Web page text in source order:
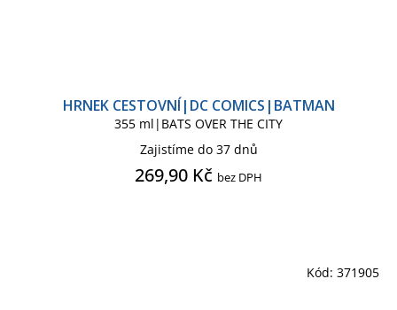
HRNEK CESTOVNÍ|DC COMICS|BATMAN
355 ml|BATS OVER THE CITY
Zajistíme do 37 dnů
269,90 Kč bez DPH
Kód: 371905